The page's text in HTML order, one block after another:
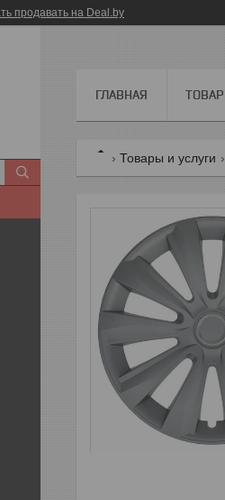
продавать на Deal.by
ГЛАВНАЯ
Товары и услуги